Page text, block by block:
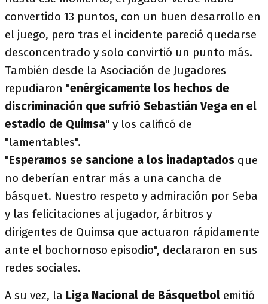
convertido 13 puntos, con un buen desarrollo en
el juego, pero tras el incidente pareció quedarse
desconcentrado y solo convirtió un punto más.
También desde la Asociación de Jugadores
repudiaron "enérgicamente los hechos de
discriminación que sufrió Sebastián Vega en el
estadio de Quimsa" y los calificó de
"lamentables".
"Esperamos se sancione a los inadaptados que
no deberían entrar más a una cancha de
básquet. Nuestro respeto y admiración por Seba
y las felicitaciones al jugador, árbitros y
dirigentes de Quimsa que actuaron rápidamente
ante el bochornoso episodio", declararon en sus
redes sociales.
A su vez, la Liga Nacional de Básquetbol emitió